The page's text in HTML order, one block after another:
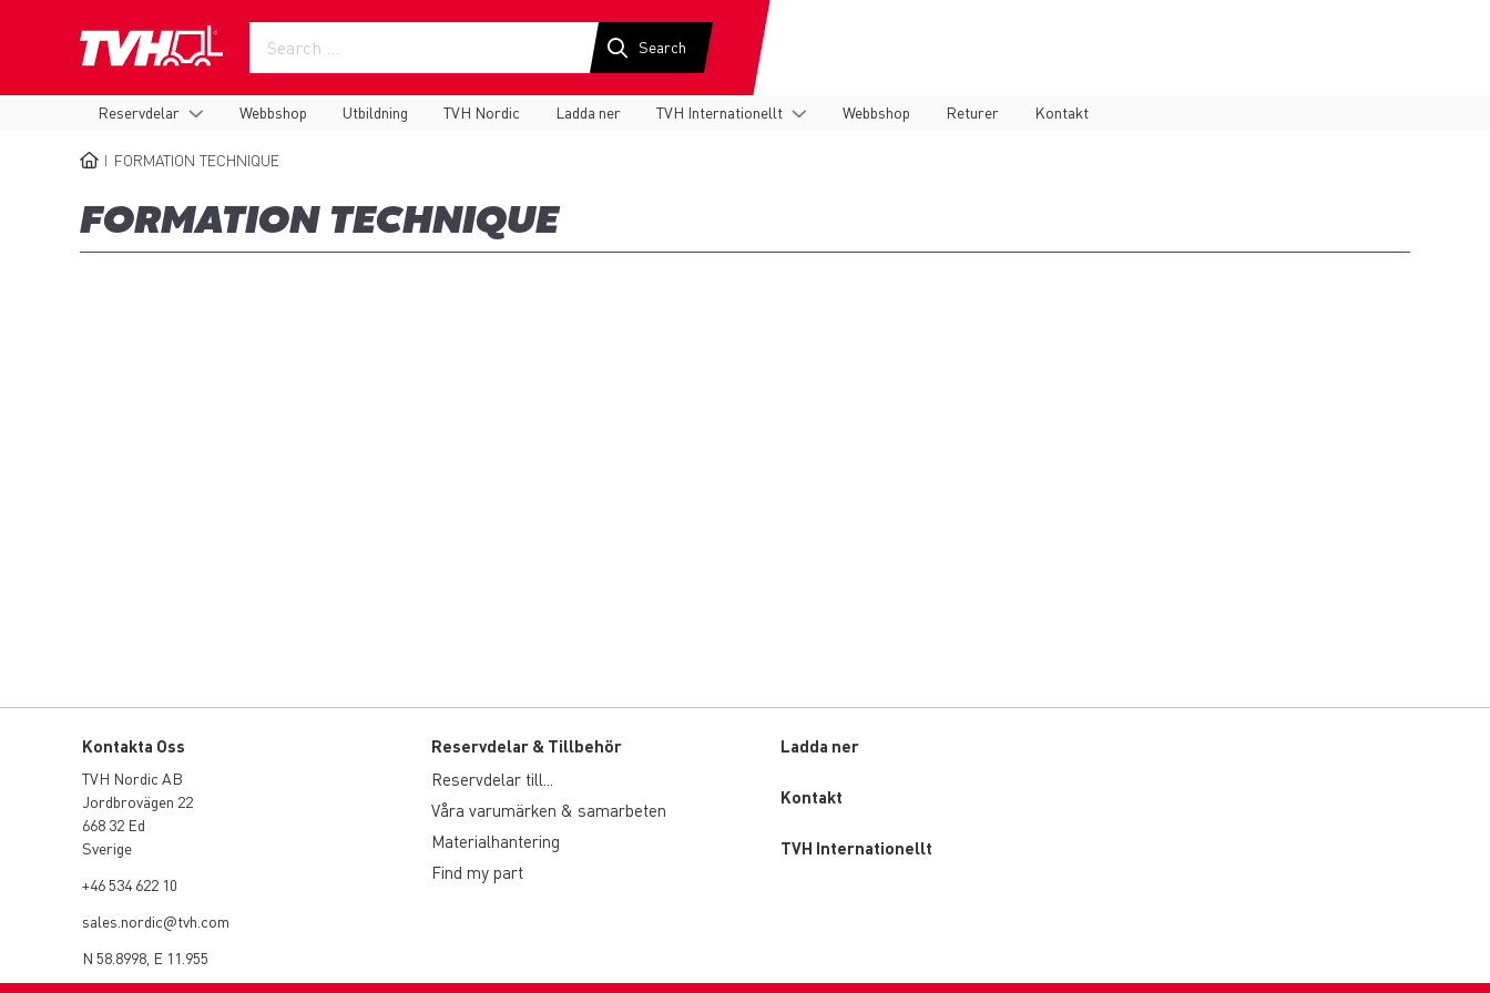
MainReservdelar Webbshop Utbildning TVH Nordic Ladda ner TVH Internationellt Webbshop Returer Kontakt
FORMATION TECHNIQUE
FORMATION TECHNIQUE
Kontakta Oss
TVH Nordic AB
Jordbrovägen 22
668 32 Ed
Sverige
+46 534 622 10
sales.nordic@tvh.com
N 58.8998, E 11.955
Reservdelar & Tillbehör
Reservdelar till...
Våra varumärken & samarbeten
Materialhantering
Find my part
Ladda ner
Custom
Kontakt
TVH Internationellt